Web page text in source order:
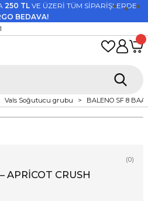
250 TL VE ÜZERİ TÜM SİPARİŞLERDE
BEDAVA!
Voeux Mutfak Grubu
Döküm Tavalar
Kenwood Elektrikli Ev
Smoothie & Blender
Duvar Montajlı Isıtıcı
Vals Soğutucu grubu
Masa Tipi Vantilatör
Vals Soğutucu grubu BALENO SF 8
(0)
APRİCOT CRUSH